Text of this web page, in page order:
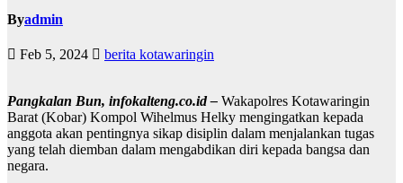
Byadmin
Feb 5, 2024 berita kotawaringin
Pangkalan Bun, infokalteng.co.id – Wakapolres Kotawaringin
Barat (Kobar) Kompol Wihelmus Helky mengingatkan kepada
anggota akan pentingnya sikap disiplin dalam menjalankan tugas
yang telah diemban dalam mengabdikan diri kepada bangsa dan
negara.